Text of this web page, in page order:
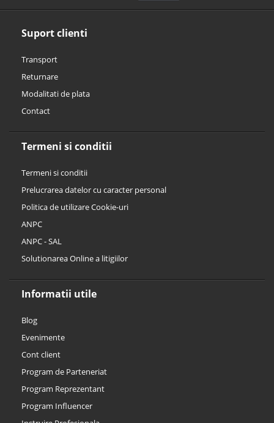
Suport clienti
Transport
Returnare
Modalitati de plata
Contact
Termeni si conditii
Termeni si conditii
Prelucrarea datelor cu caracter personal
Politica de utilizare Cookie-uri
ANPC
ANPC - SAL
Solutionarea Online a litigiilor
Informatii utile
Blog
Evenimente
Cont client
Program de Parteneriat
Program Reprezentant
Program Influencer